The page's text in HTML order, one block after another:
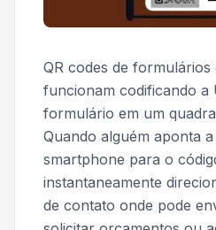
QR codes de formulários
funcionam codificando a
formulário em um
Quando alguém aponta
smartphone para o
instantaneamente
de contato onde pode